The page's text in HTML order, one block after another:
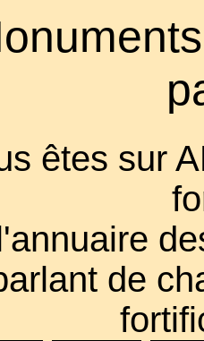
êtes sur
de